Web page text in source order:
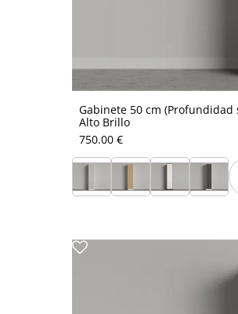
Gabinete 50 cm
Alto Brillo
750.00 €